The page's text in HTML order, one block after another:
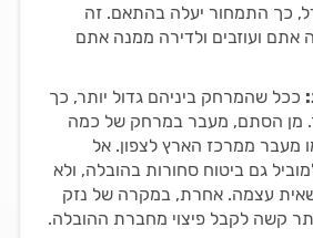
כך התמחור יעלה בהתאם. זה
אתם ועוזבים ולדירה ממנה אתם
ככל שהמרחק ביניהם גדול יותר, כך
מן הסתם, מעבר במרחק של כמה
מעבר ממרכז הארץ לצפון. אל
גם ביטוח סחורות בהובלה, ולא
עצמה. אחרת, במקרה של נזק
קשה לקבל פיצוי מחברת ההובלה.